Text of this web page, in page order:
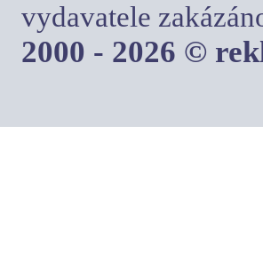
vydavatele
2000 - 2026 ©